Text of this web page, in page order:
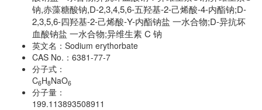
钠,赤藻糖酸钠,D-2,3,4,5,6-五羟基-2-己烯酸-4-内酯钠;D-
2,3,5,6-四羟基-2-己烯酸-Y-内酯钠盐 一水合物;D-异抗坏
血酸钠盐 一水合物;异维生素 C 钠
英文名： Sodium erythorbate
CAS No.： 6381-77-7
分子式：
C6H8NaO6
分子量：
199.113893508911